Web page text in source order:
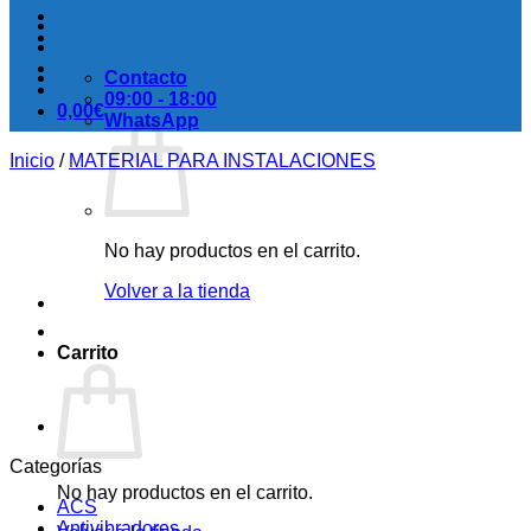
0,00€
No hay productos en el carrito.
Volver a la tienda
Carrito
No hay productos en el carrito.
Contacto
09:00 - 18:00
WhatsApp
Inicio / MATERIAL PARA INSTALACIONES
Categorías
ACS